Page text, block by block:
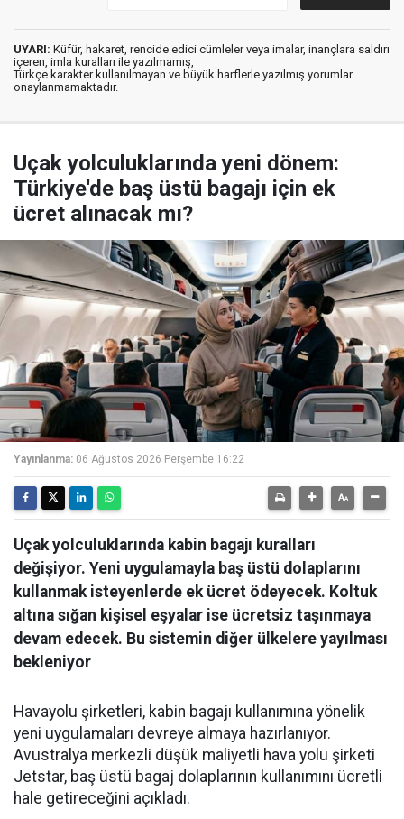
UYARI: Küfür, hakaret, rencide edici cümleler veya imalar, inançlara saldırı
içeren, imla kuralları ile yazılmamış,
Türkçe karakter kullanılmayan ve büyük harflerle yazılmış yorumlar
onaylanmamaktadır.
Uçak yolculuklarında yeni dönem:
Türkiye'de baş üstü bagajı için ek
ücret alınacak mı?
Yayınlanma: 06 Ağustos 2026 Perşembe 16:22
Uçak yolculuklarında kabin bagajı kuralları
değişiyor. Yeni uygulamayla baş üstü dolaplarını
kullanmak isteyenlerde ek ücret ödeyecek. Koltuk
altına sığan kişisel eşyalar ise ücretsiz taşınmaya
devam edecek. Bu sistemin diğer ülkelere yayılması
bekleniyor
Havayolu şirketleri, kabin bagajı kullanımına yönelik
yeni uygulamaları devreye almaya hazırlanıyor.
Avustralya merkezli düşük maliyetli hava yolu şirketi
Jetstar, baş üstü bagaj dolaplarının kullanımını ücretli
hale getireceğini açıkladı.